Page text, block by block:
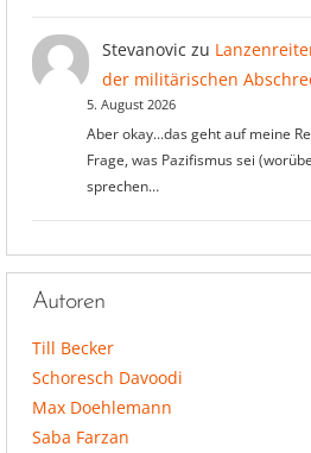
Stevanovic zu
der militärischen
5. August 2026
Aber okay...das geht auf meine
Frage, was Pazifismus sei
sprechen…
Autoren
Till Becker
Schoresch Davoodi
Max Doehlemann
Saba Farzan